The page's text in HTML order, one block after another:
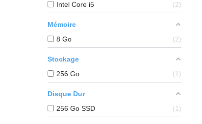
Intel Core i5
2
Mémoire
8 Go
2
Stockage
256 Go
1
Disque Dur
256 Go SSD
1